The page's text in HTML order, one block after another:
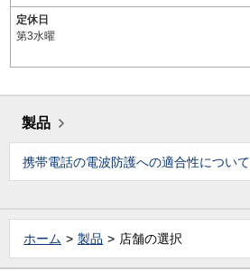
定休日
第3水曜
製品
携帯電話の電波防護への適合性について
ホーム 製品 店舗の選択